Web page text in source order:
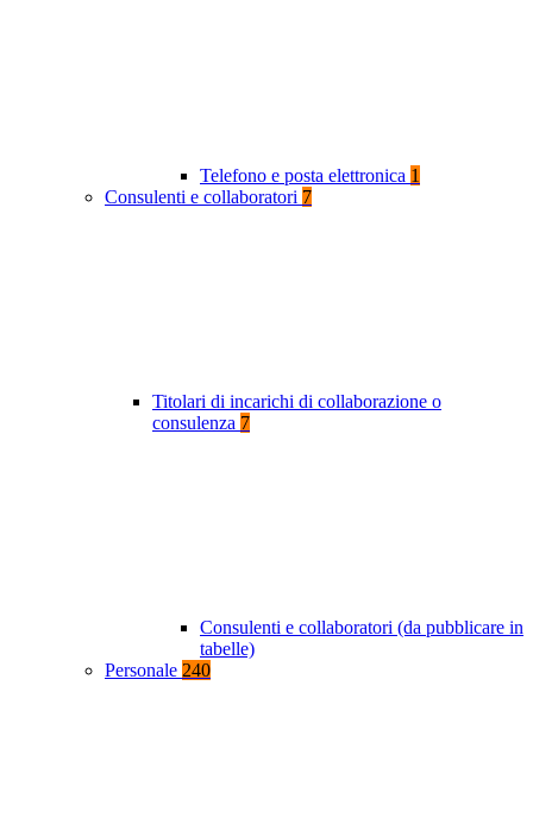
Telefono e posta elettronica 1
Consulenti e collaboratori 7
Titolari di incarichi di collaborazione o
consulenza 7
Consulenti e collaboratori (da pubblicare in
tabelle)
Personale 240